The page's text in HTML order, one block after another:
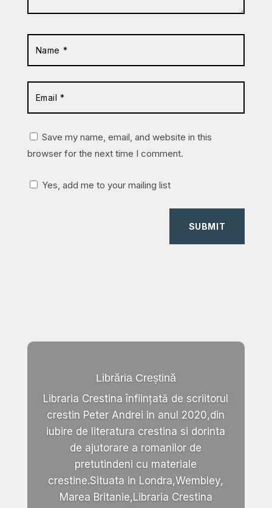
Save my name, email, and website in this
browser for the next time I comment.
Yes, add me to your mailing list
SUBMIT
Librăria Creștină
Libraria Crestina înființată de scriitorul
crestin Peter Andrei in anul 2020,din
iubire de literatura crestina si dorinta
de ajutorare a romanilor de
pretutindeni cu materiale
crestine.Situata in Londra,Wembley,
Marea Britanie,Libraria Crestina